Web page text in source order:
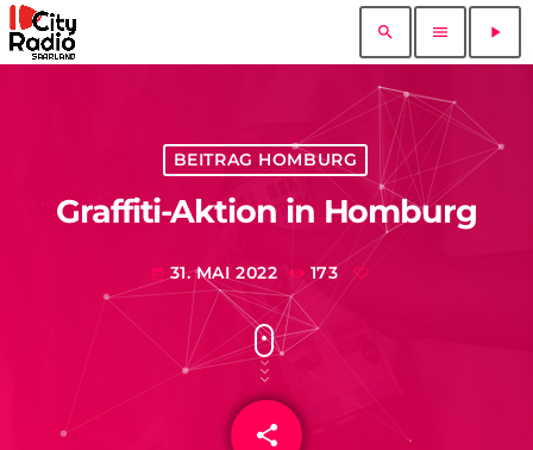
search menu play_arrow
BEITRAG HOMBURG
Graffiti-Aktion in Homburg
today 31. MAI 2022 173
share
email